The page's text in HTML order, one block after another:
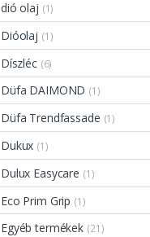
dió olaj (1)
Dióolaj (1)
Díszléc (6)
Düfa DAIMOND (1)
Düfa Trendfassade (1)
Dukux (1)
Dulux Easycare (1)
Eco Prim Grip (1)
Egyéb termékek (21)